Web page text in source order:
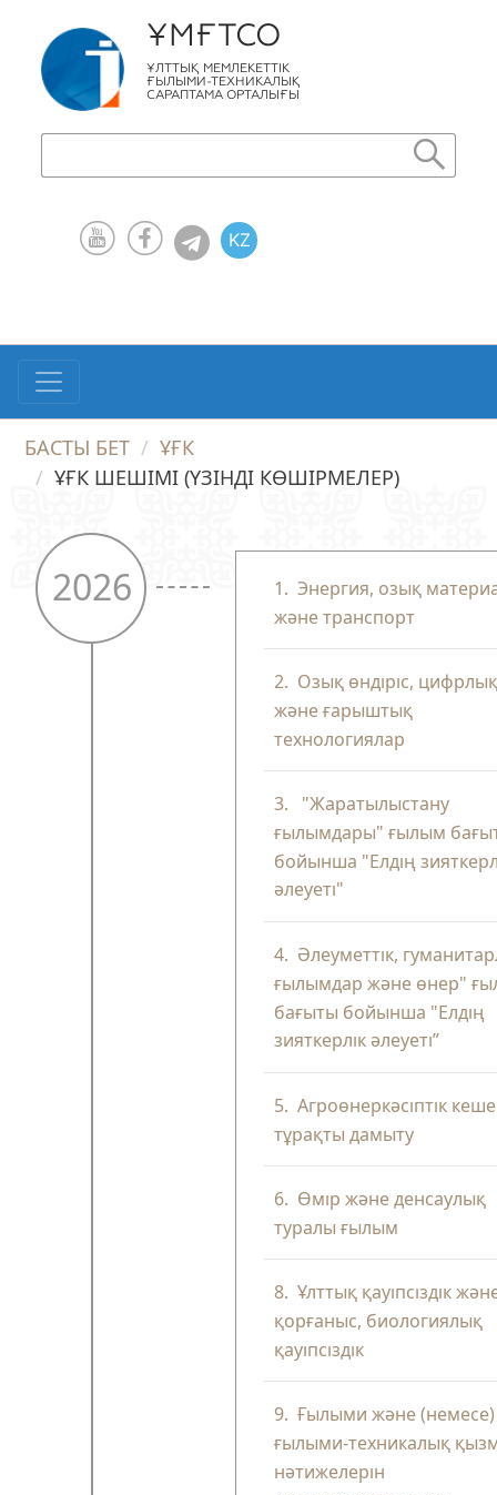
ҰМҒТСО
ҰЛТТЫҚ МЕМЛЕКЕТТІК
ҒЫЛЫМИ-ТЕХНИКАЛЫҚ
САРАПТАМА ОРТАЛЫҒЫ
KZ
БАСТЫ БЕТ
ҰҒК
ҰҒК ШЕШІМІ (ҮЗІНДІ КӨШІРМЕЛЕР)
2026 1.Энергия, озық
және транспорт
2. Озық өндіріс,
және ғарыштық
технологиялар
3.
"Жаратылыстану
ғылымдары" ғылым
бойынша "Елдің
әлеуеті"
4. Әлеуметтік,
ғылымдар және өнер"
бағыты бойынша "Елдің
зияткерлік әлеуеті”
5.Агроөнеркәсіптік
тұрақты дамыту
6. Өмір және денсаулық
туралы ғылым
8.Ұлттық қауіпсіздік
қорғаныс, биологиялық
қауіпсіздік
9.Ғылыми және (немесе)
ғылыми-техникалық
нәтижелерін